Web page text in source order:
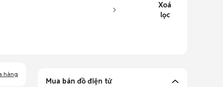
Xoá
lọc
hàng
Mua bán đồ điện tử